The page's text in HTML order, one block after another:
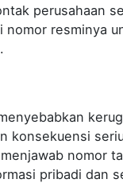
perusahaan
nomor resminya
konsekuensi
nomor
pribadi dan